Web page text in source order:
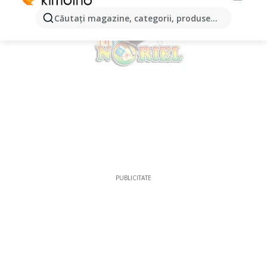
Căutaţi magazine, categorii, produse...
PUBLICITATE